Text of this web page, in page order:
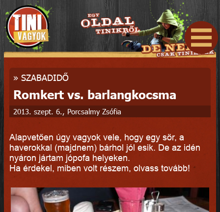
» SZABADIDŐ
Romkert vs. barlangkocsma
2013. szept. 6., Porcsalmy Zsófia
Alapvetően úgy vagyok vele, hogy egy sör, a
haverokkal (majdnem) bárhol jól esik. De az idén
nyáron jártam jópofa helyeken.
Ha érdekel, miben volt részem, olvass tovább!